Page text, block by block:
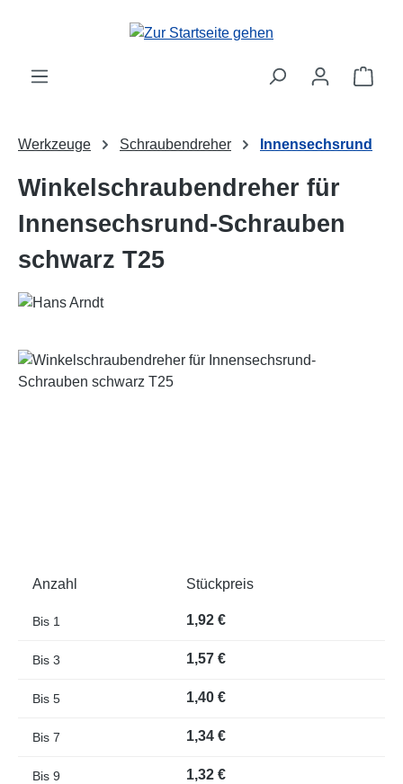
Zum Hauptinhalt springen
Werkzeuge Schraubendreher Innensechsrund
Winkelschraubendreher für
Innensechsrund-Schrauben
schwarz T25
Bildergalerie überspringen
Anzahl Stückpreis
Bis 1 1,92 €
Bis 3 1,57 €
Bis 5 1,40 €
Bis 7 1,34 €
Bis 9 1,32 €